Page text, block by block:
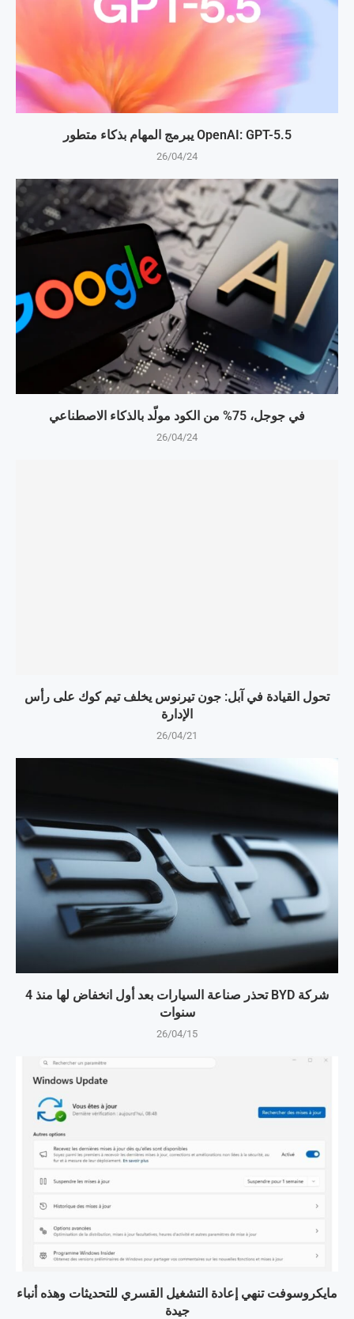
OpenAI: GPT-5.5 يبرمج المهام بذكاء متطور
26/04/24
في جوجل، 75% من الكود مولّد بالذكاء الاصطناعي
26/04/24
تحول القيادة في آبل: جون تيرنوس يخلف تيم كوك على رأس
الإدارة
26/04/21
شركة BYD تحذر صناعة السيارات بعد أول انخفاض لها منذ 4
سنوات
26/04/15
مايكروسوفت تنهي إعادة التشغيل القسري للتحديثات وهذه أنباء
جيدة